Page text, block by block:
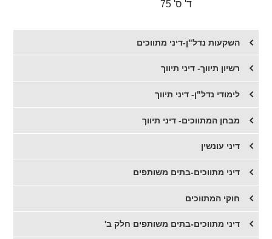
ד' ס' 75
השקעות נדל"ן-דיני מתווכים
רשיון תיווך- דיני תיווך
לימודי נדל"ן- דיני תיווך
מבחן המתווכים- דיני תיווך
דיני עונשין
דיני מתווכים-בתים משותפים
חוקי המתווכים
דיני מתווכים-בתים משותפים חלק ב'